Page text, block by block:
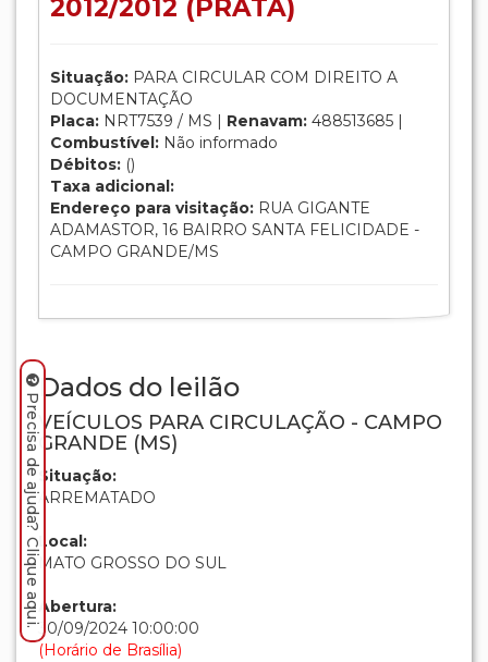
2012/2012 (PRATA)
Situação: PARA CIRCULAR COM DIREITO A
DOCUMENTAÇÃO
Placa: NRT7539 / MS | Renavam: 488513685 |
Combustível: Não informado
Débitos: ()
Taxa adicional:
Endereço para visitação: RUA GIGANTE
ADAMASTOR, 16 BAIRRO SANTA FELICIDADE -
CAMPO GRANDE/MS
Dados do leilão
VEÍCULOS PARA CIRCULAÇÃO - CAMPO
GRANDE (MS)
Situação:
ARREMATADO
Local:
MATO GROSSO DO SUL
Abertura:
30/09/2024 10:00:00
(Horário de Brasília)
Precisa de ajuda? Clique aqui.